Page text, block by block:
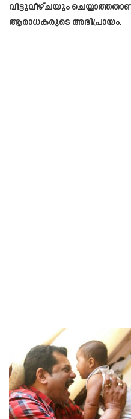
വിട്ടുവീഴ്ചയും
ആരാധകരുടെ അഭിപ്രായം.